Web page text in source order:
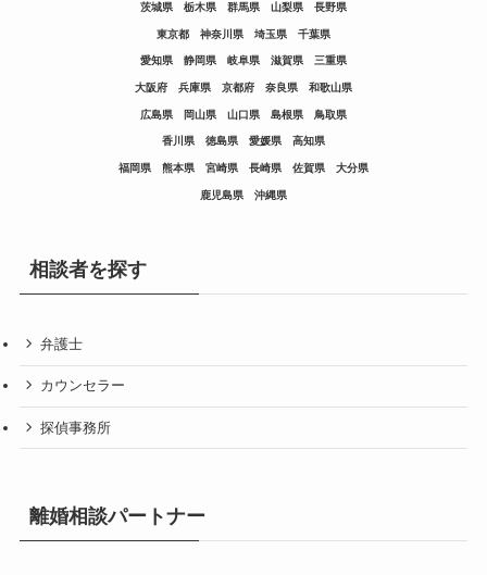
茨城県 栃木県 群馬県 山梨県 長野県
東京都 神奈川県 埼玉県 千葉県
愛知県 静岡県 岐阜県 滋賀県 三重県
大阪府 兵庫県 京都府 奈良県 和歌山県
広島県 岡山県 山口県 島根県 鳥取県
香川県 徳島県 愛媛県 高知県
福岡県 熊本県 宮崎県 長崎県 佐賀県 大分県
鹿児島県 沖縄県
相談者を探す
弁護士
カウンセラー
探偵事務所
離婚相談パートナー